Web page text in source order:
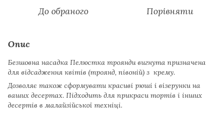
До обраного Порівняти
Опис
Безшовна насадка Пелюстка троянди вигнута призначена
для відсадження квітів (троянд, півоній) з крему.
Дозволяє також сформувати красиві рюші і візерунки на
ваших десертах. Підходить для прикраси тортів і інших
десертів в малайзійської техніці.